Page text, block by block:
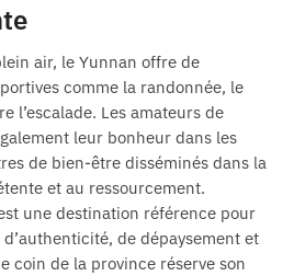
air, le Yunnan offre de
comme la randonnée, le
l’escalade. Les amateurs de
leur bonheur dans les
de bien-être disséminés dans la
et au ressourcement.
une destination référence pour
de dépaysement et
coin de la province réserve son